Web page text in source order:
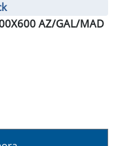
AZ/GAL/MAD